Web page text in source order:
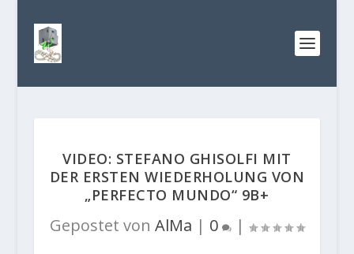
VIDEO: STEFANO GHISOLFI MIT
DER ERSTEN WIEDERHOLUNG VON
„PERFECTO MUNDO“ 9B+
Gepostet von AlMa | 0 |